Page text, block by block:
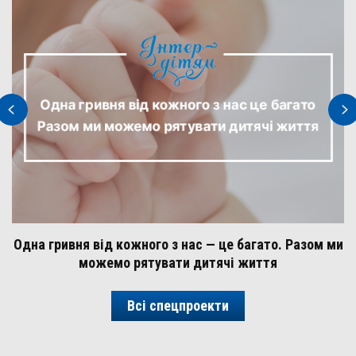
Одна гривня від кожного з нас — це багато. Разом ми
можемо рятувати дитячі життя
Всі спецпроекти